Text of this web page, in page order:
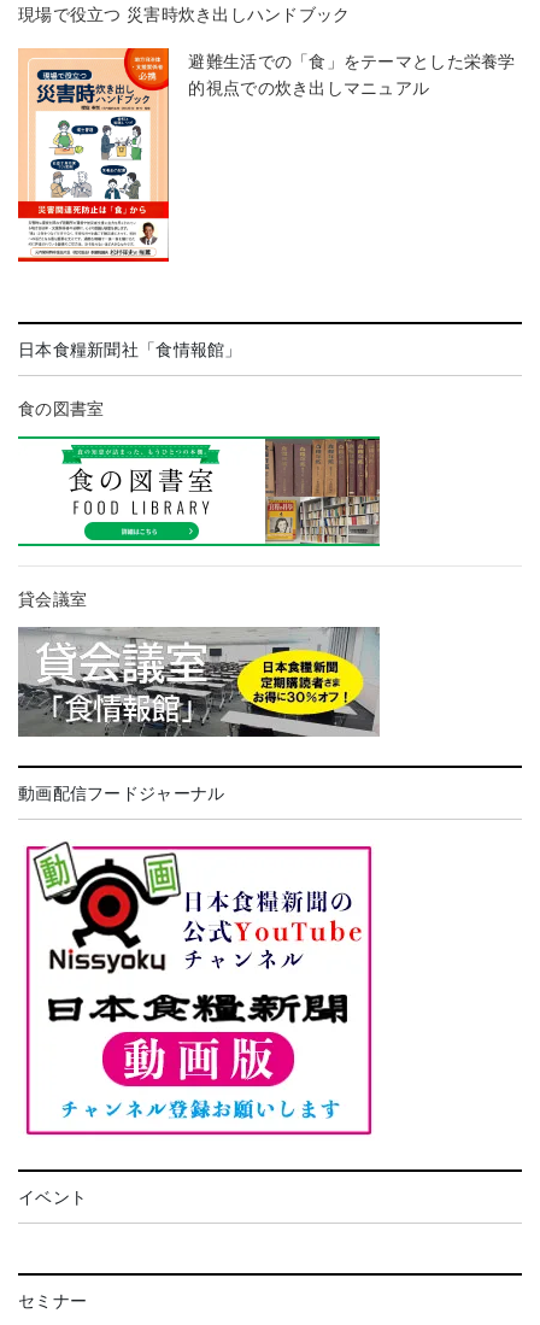
現場で役立つ 災害時炊き出しハンドブック
避難生活での「食」をテーマとした栄養学
的視点での炊き出しマニュアル
日本食糧新聞社「食情報館」
食の図書室
貸会議室
動画配信フードジャーナル
イベント
セミナー